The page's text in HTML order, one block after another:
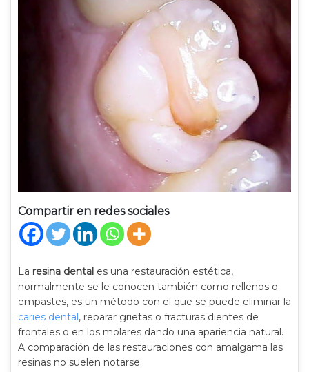
Compartir en redes sociales
La resina dental es una restauración estética,
normalmente se le conocen también como rellenos o
empastes, es un método con el que se puede eliminar la
caries dental, reparar grietas o fracturas dientes de
frontales o en los molares dando una apariencia natural.
A comparación de las restauraciones con amalgama las
resinas no suelen notarse.